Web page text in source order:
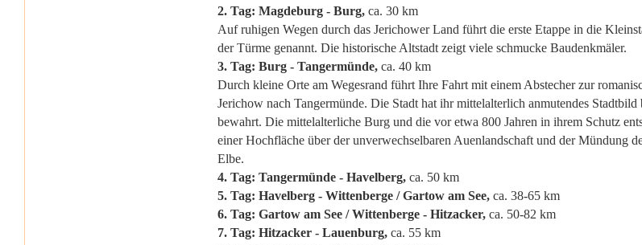
2. Tag: Magdeburg - Burg,ca. 30 km
Auf ruhigen Wegen durch das Jerichower Land führt die erste Etappe in die
der Türme genannt. Die historische Altstadt zeigt viele schmucke Baudenkmäler.
3. Tag: Burg - Tangermünde,ca. 40 km
Durch kleine Orte am Wegesrand führt Ihre Fahrt mit einem Abstecher zur
Jerichow nach Tangermünde. Die Stadt hat ihr mittelalterlich anmutendes
bewahrt. Die mittelalterliche Burg und die vor etwa 800 Jahren in ihrem Schutz
einer Hochfläche über der unverwechselbaren Auenlandschaft und der Mündung
Elbe.
4. Tag: Tangermünde - Havelberg,ca. 50 km
5. Tag: Havelberg - Wittenberge / Gartow am See,ca. 38-65 km
6. Tag: Gartow am See / Wittenberge - Hitzacker,ca. 50-82 km
7. Tag: Hitzacker - Lauenburg,ca. 55 km